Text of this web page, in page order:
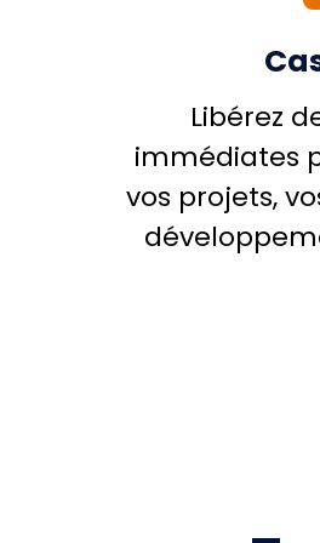
Libérez
immédiates
vos projets,